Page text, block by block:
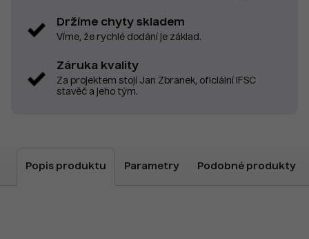
Držíme chyty skladem
Víme, že rychlé dodání je základ.
Záruka kvality
Za projektem stojí Jan Zbranek, oficiální IFSC
stavěč a jeho tým.
Popis produktu Parametry Podobné produkty